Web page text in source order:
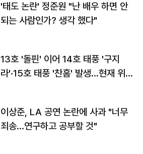
'태도 논란' 정준원 "난 배우 하면 안
되는 사람인가? 생각 했다"
13호 '돌핀' 이어 14호 태풍 '구지
라'·15호 태풍 '찬홈' 발생…현재 위
이상준, LA 공연 논란에 사과 "너무
죄송…연구하고 공부할 것"